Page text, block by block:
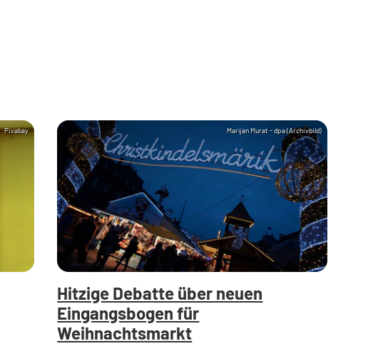
Pixabay Marijan Murat - dpa (Archivbild)
Hitzige Debatte über neuen
Eingangsbogen für
Weihnachtsmarkt